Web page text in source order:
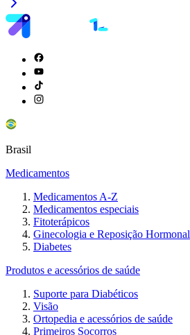
Brasil
Medicamentos
Medicamentos A-Z
Medicamentos especiais
Fitoterápicos
Ginecologia e Reposição Hormonal
Diabetes
Produtos e acessórios de saúde
Suporte para Diabéticos
Visão
Ortopedia e acessórios de saúde
Primeiros Socorros